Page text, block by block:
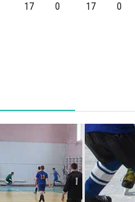
17 0 17 0